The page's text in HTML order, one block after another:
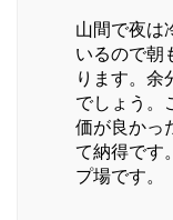
山間で夜は
いるので朝
ります。余
でしょう。
価が良かっ
て納得です
プ場です。